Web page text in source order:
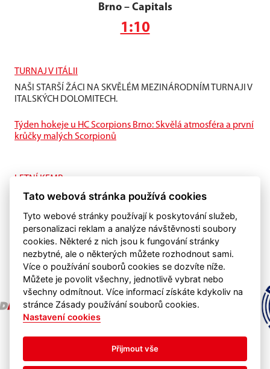
Brno– Capitals
1:10
TURNAJ V ITÁLII
NAŠI STARŠÍ ŽÁCI NA SKVĚLÉM MEZINÁRODNÍM TURNAJI V
ITALSKÝCH DOLOMITECH.
Týden hokeje u HC Scorpions Brno: Skvělá atmosféra a první
krůčky malých Scorpionů
LETNÍ KEMP
I na ledě je letní příprava také důležitá.
Tato webová stránka používá cookies
Tyto webové stránky používají k poskytování služeb,
personalizaci reklam a analýze návštěvnosti soubory
cookies. Některé z nich jsou k fungování stránky
nezbytné, ale o některých můžete rozhodnout sami.
Více o používání souborů cookies se dozvíte níže.
Můžete je povolit všechny, jednotlivě vybrat nebo
všechny odmítnout. Více informací získáte kdykoliv na
stránce Zásady používání souborů cookies.
Nastavení cookies
Přijmout vše